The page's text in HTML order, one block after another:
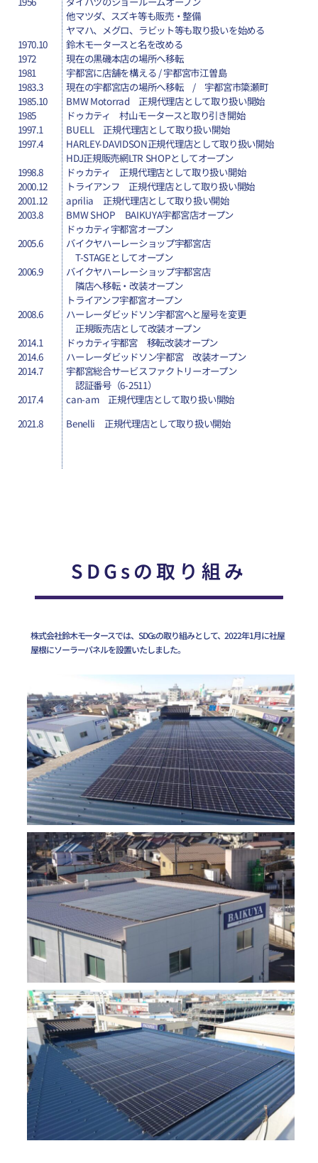
1970.10
1972
1981
1983.3
1985.10
1985
1997.1
1997.4
1998.8
2000.12
2001.12
2003.8
2005.6
2006.9
2008.6
2014.1
2014.6
2014.7
2017.4
2021.8
他マツダ、スズキ等も販売・整備
ヤマハ、メグロ、ラビット等も取り扱いを始める
鈴木モータースと名を改める
現在の黒磯本店の場所へ移転
宇都宮に店舗を構える / 宇都宮市江曽島
現在の宇都宮店の場所へ移転 / 宇都宮市簗瀬町
BMW Motorrad 正規代理店として取り扱い開始
ドゥカティ 村山モータースと取り引き開始
BUELL 正規代理店として取り扱い開始
HARLEY-DAVIDSON正規代理店として取り扱い開始
HDJ正規販売網LTR SHOPとしてオープン
ドゥカティ 正規代理店として取り扱い開始
トライアンフ 正規代理店として取り扱い開始
aprilia 正規代理店として取り扱い開始
BMW SHOP BAIKUYA宇都宮店オープン
ドゥカティ宇都宮オープン
バイクヤハーレーショップ宇都宮店
T-STAGEとしてオープン
バイクヤハーレーショップ宇都宮店
隣店へ移転・改装オープン
トライアンフ宇都宮オープン
ハーレーダビッドソン宇都宮へと屋号を変更
正規販売店として改装オープン
ドゥカティ宇都宮 移転改装オープン
ハーレーダビッドソン宇都宮 改装オープン
宇都宮総合サービスファクトリーオープン
認証番号（6-2511）
can-am正規代理店として取り扱い開始
Benelli 正規代理店として取り扱い開始
SDGsの取り組み
株式会社鈴木モータースでは、SDGsの取り組みとして、2022年1月に社屋
屋根にソーラーパネルを設置いたしました。